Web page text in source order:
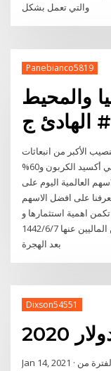
والتي تعمل بشكل
Panebianco5819
والمحيط
الهادئ ج #
الأكبر من انبعاثات
غازات الدفيئة، حيث تشكل ثلث انبعاثات غاز ثاني أكسيد الكربون و60%
العالمية اليوم على
في 2021. بعد ان تعرفنا على افضل الاسهم
الامريكية في 2020 و اين تكمن اهمية استثمارها و
تداولها. ذكرنا ايضا بعض وجهات نظر كبار المحللين الماليين عنها 7‏‏/6‏‏/1442
بعد الهجرة
Dixson54551
2020
Jan 14, 2021 · بلغ حجم التبادل التجارى بين مصر والأردن خلال الفترة من